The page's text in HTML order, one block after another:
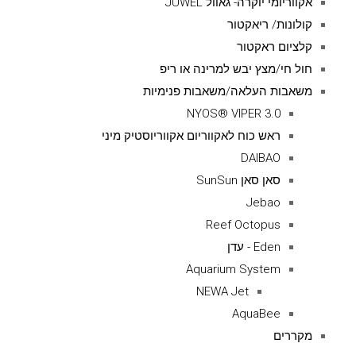
קולונות/ ריאקטור
קלציום ראקטור
חול חי/מצץ יבש למרינה או ריפ
משאבות העלאה/משאבות פנימיות
NYOS® VIPER 3.0
ראש כוח לאקווריום אקווריוסטיק מיני
DAIBAO
סאן סאן SunSun
Jebao
Reef Octopus
Eden - עדן
Aquarium System
NEWA Jet
AquaBee
מקררים